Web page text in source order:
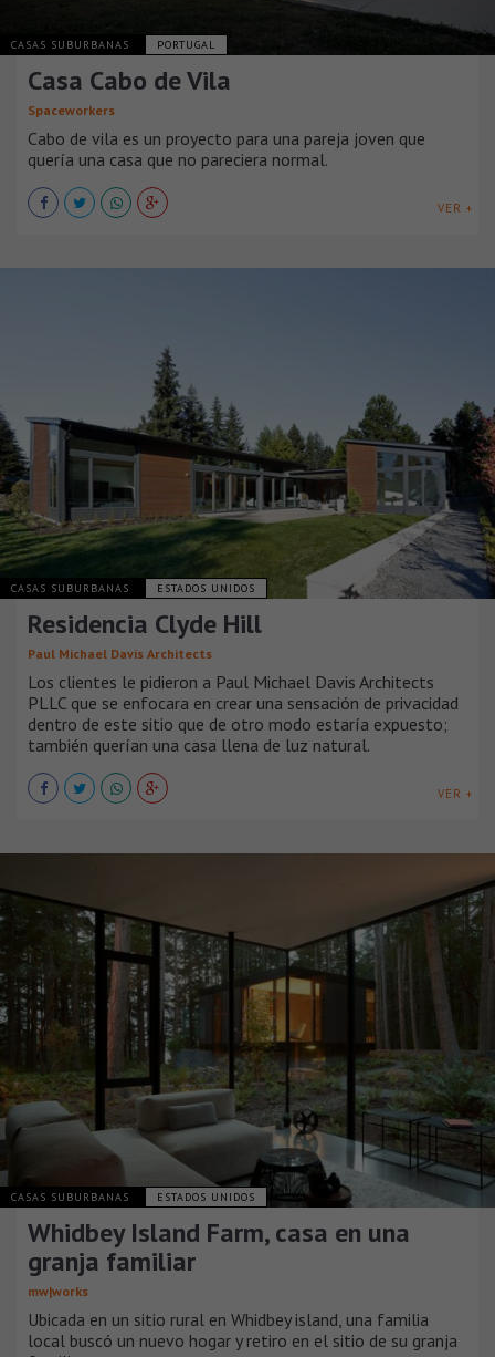
CASAS SUBURBANAS PORTUGAL
Casa Cabo de Vila
Spaceworkers
Cabo de vila es un proyecto para una pareja joven que
quería una casa que no pareciera normal.
VER +
CASAS SUBURBANAS ESTADOS UNIDOS
Residencia Clyde Hill
Paul Michael Davis Architects
Los clientes le pidieron a Paul Michael Davis Architects
PLLC que se enfocara en crear una sensación de privacidad
dentro de este sitio que de otro modo estaría expuesto;
también querían una casa llena de luz natural.
VER +
CASAS SUBURBANAS ESTADOS UNIDOS
Whidbey Island Farm, casa en una
granja familiar
mw|works
Ubicada en un sitio rural en Whidbey island, una familia
local buscó un nuevo hogar y retiro en el sitio de su granja